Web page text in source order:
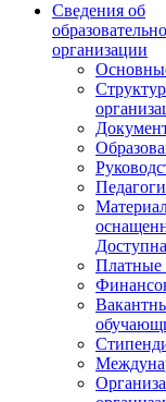
Сведения об
организации
Платные